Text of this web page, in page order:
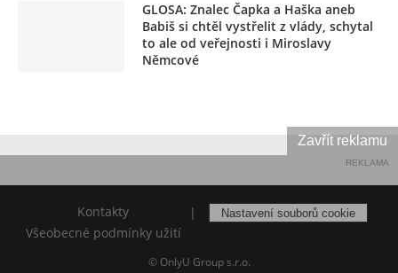
GLOSA: Znalec Čapka a Haška aneb
Babiš si chtěl vystřelit z vlády, schytal
to ale od veřejnosti i Miroslavy
Němcové
REKLAMA
Kontakty
Všeobecné podmínky užití
| Nastavení souborů cookie
© OnlyU Group s.r.o.
Zavřít reklamu